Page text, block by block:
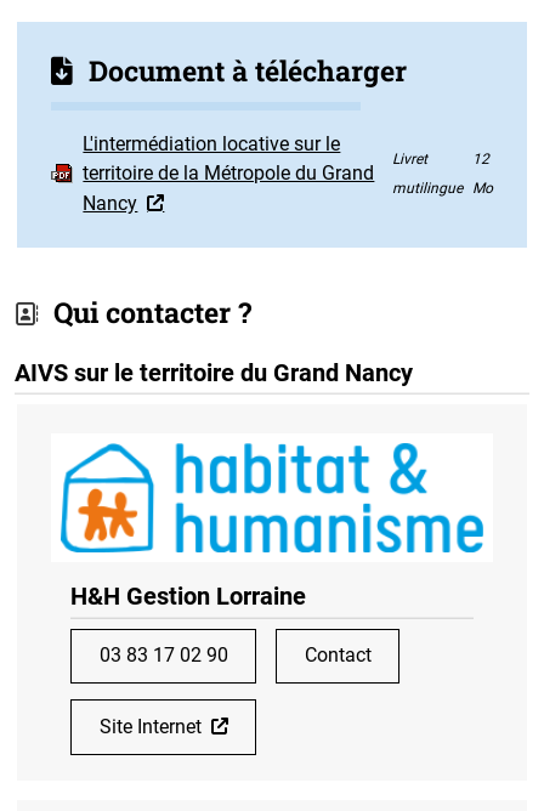
Document à télécharger
L'intermédiation locative sur le
territoire de la Métropole du Grand
Nancy
Livret
mutilingue
12
Mo
Qui contacter ?
AIVS sur le territoire du Grand Nancy
H&H Gestion Lorraine
03 83 17 02 90 Contact
Site Internet